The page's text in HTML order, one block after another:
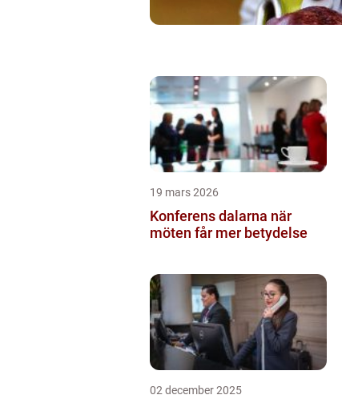
19 mars 2026
Konferens dalarna när
möten får mer betydelse
02 december 2025